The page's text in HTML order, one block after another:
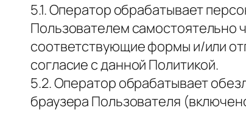
5.1. Оператор обрабатывает
Пользователем самостоятельно
соответствующие формы и/или
согласие с данной Политикой.
5.2. Оператор обрабатывает
браузера Пользователя